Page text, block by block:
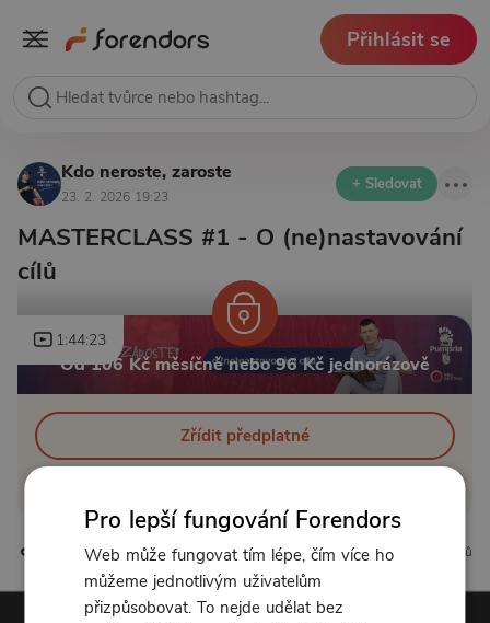
Přihlásit se
Kdo neroste, zaroste
23. 2. 2026 19:23
+ Sledovat
MASTERCLASS #1 - O (ne)nastavování
cílů
1:44:23
Od 106 Kč měsíčně nebo 96 Kč jednorázově
Zřídit předplatné
0 líbí 0 komentářů
Pro lepší fungování Forendors
Web může fungovat tím lépe, čím více ho
můžeme jednotlivým uživatelům
přizpůsobovat. To nejde udělat bez